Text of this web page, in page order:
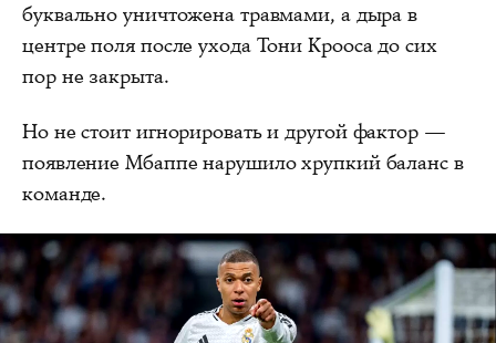
буквально уничтожена травмами, а дыра в
центре поля после ухода Тони Крооса до сих
пор не закрыта.
Но не стоит игнорировать и другой фактор —
появление Мбаппе нарушило хрупкий баланс в
команде.